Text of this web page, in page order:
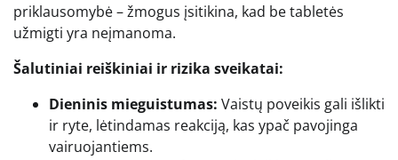
priklausomybė – žmogus įsitikina, kad be tabletės
užmigti yra neįmanoma.
Šalutiniai reiškiniai ir rizika sveikatai:
Dieninis mieguistumas: Vaistų poveikis gali išlikti
ir ryte, lėtindamas reakciją, kas ypač pavojinga
vairuojantiems.